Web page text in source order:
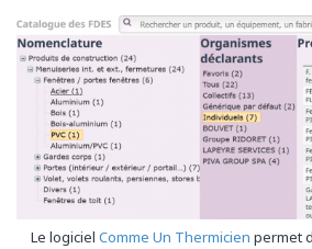
Le logiciel Comme Un Thermicien permet